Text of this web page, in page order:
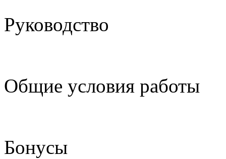
Руководство
Общие условия работы
Бонусы